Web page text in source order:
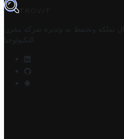
TROVIT
تملكه وتحتفظ به وتديره
شركة مخزن
التكنولوجيا